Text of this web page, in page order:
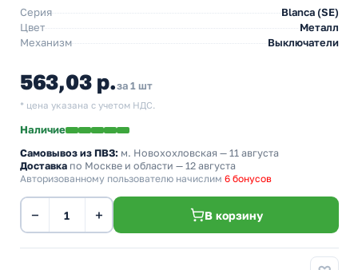
Серия
Blanca (SE)
Цвет
Металл
Механизм
Выключатели
563,03 р.за 1 шт
* цена указана с учетом НДС.
Наличие
Самовывоз из ПВЗ: м. Новохохловская — 11 августа
Доставка по Москве и области — 12 августа
Авторизованному пользователю начислим 6 бонусов
− + В корзину